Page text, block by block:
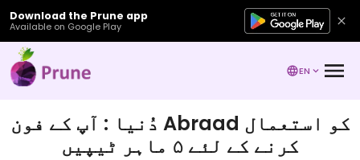
Download the Prune app
Available on Google Play
EN
دُنیا : آپ کے فون Abraad کو استعمال
کرنے کے لئے ۵ ماہر ٹیپیں